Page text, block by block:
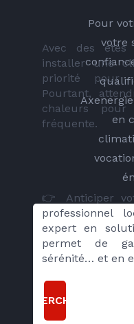
Avec des
installer une
priorité pour
Pourtant,
chaleurs
fréquente.
👉 Anticiper
professionnel
expert en
permet de
sérénité… et en
Pour
votre
en
RECHERCHER